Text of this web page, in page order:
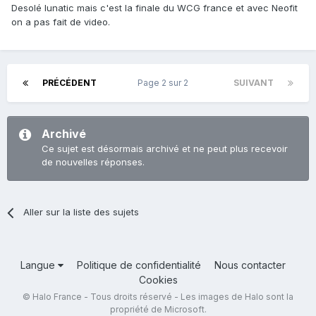
Desolé lunatic mais c'est la finale du WCG france et avec Neofit
on a pas fait de video.
PRÉCÉDENT SUIVANT
Page 2 sur 2
Archivé
Ce sujet est désormais archivé et ne peut plus recevoir
de nouvelles réponses.
Aller sur la liste des sujets
Langue Politique de confidentialité
Nous contacter
Cookies
© Halo France - Tous droits réservé - Les images de Halo sont la
propriété de Microsoft.